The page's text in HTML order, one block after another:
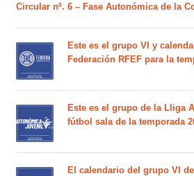
Circular nº. 6 – Fase Autonómica de la
Este es el grupo VI y
Federación RFEF para la
Este es el grupo de la Lliga
fútbol sala de la temporada
El calendario del grupo VI